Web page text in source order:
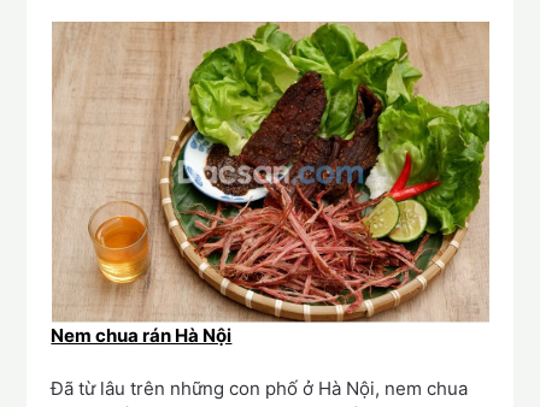
Nem chua rán Hà Nội
Đã từ lâu trên những con phố ở Hà Nội, nem chua